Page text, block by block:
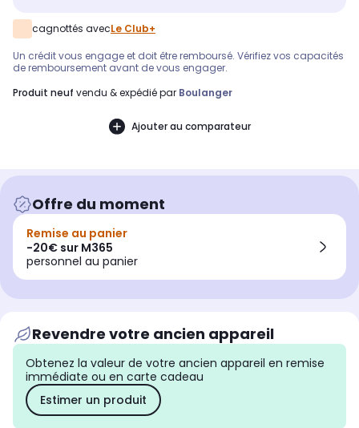
cagnottés avecLe Club+
Un crédit vous engage et doit être remboursé. Vérifiez vos capacités
de remboursement avant de vous engager.
produit neuf vendu & expédié par Boulanger
Ajouter au comparateur
Offre du moment
Remise au panier
-20€ sur M365
personnel au panier
Revendre votre ancien appareil
Obtenez la valeur de votre ancien appareil en remise
immédiate ou en carte cadeau
Estimer un produit